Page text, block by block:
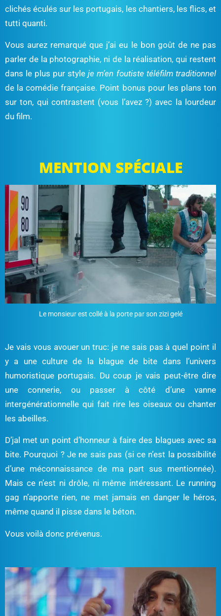
clichés éculés sur les portugais, les chantiers, les flics, et
tutti quanti.
Vous aurez remarqué que j’ai eu le bon goût de ne pas
parler de la photographie, ni de la réalisation, qui restent
dans le plus pur style je m’en foutiste téléfilm traditionnel
de la comédie française. Point bonus pour les plans ton
sur ton, qui contrastent (vous l’avez ?) avec la lourdeur
du film.
MENTION SPÉCIALE
Le monsieur est collé à la porte par son zizi gelé
Je vais vous avouer un truc: je ne sais pas à quel point il
y a une culture de la blague de bite dans l’univers
humoristique portugais. Du coup je vais peut-être dire
une connerie, ou passer à côté d’une vanne
intergénérationnelle qui fait rire les oiseaux ou chanter
les abeilles.
D’jal met un point d’honneur à faire des blagues avec sa
bite. Pourquoi ? Je ne sais pas (si ce n’est la possibilité
d’une méconnaissance de ma part sus mentionnée).
Mais ce n’est ni drôle, ni même intéressant. Le running
gag n’apporte rien, ne met jamais en danger le héros,
même quand il pisse dans le béton.
Vous voilà donc prévenus.